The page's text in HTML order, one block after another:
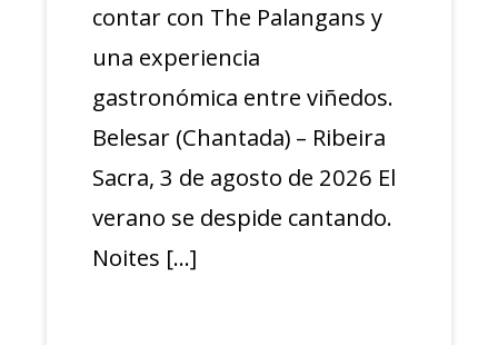
contar con The Palangans y
una experiencia
gastronómica entre viñedos.
Belesar (Chantada) – Ribeira
Sacra, 3 de agosto de 2026 El
verano se despide cantando.
Noites […]